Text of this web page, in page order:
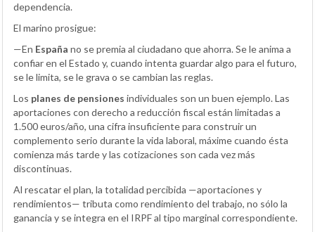
dependencia.
El marino prosigue:
—En España no se premia al ciudadano que ahorra. Se le anima a
confiar en el Estado y, cuando intenta guardar algo para el futuro,
se le limita, se le grava o se cambian las reglas.
Los planes de pensiones individuales son un buen ejemplo. Las
aportaciones con derecho a reducción fiscal están limitadas a
1.500 euros/año, una cifra insuficiente para construir un
complemento serio durante la vida laboral, máxime cuando ésta
comienza más tarde y las cotizaciones son cada vez más
discontinuas.
Al rescatar el plan, la totalidad percibida —aportaciones y
rendimientos— tributa como rendimiento del trabajo, no sólo la
ganancia y se integra en el IRPF al tipo marginal correspondiente.